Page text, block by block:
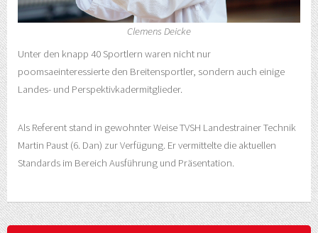
Clemens Deicke
Unter den knapp 40 Sportlern waren nicht nur
poomsaeinteressierte den Breitensportler, sondern auch einige
Landes- und Perspektivkadermitglieder.
Als Referent stand in gewohnter Weise TVSH Landestrainer Technik
Martin Paust (6. Dan) zur Verfügung. Er vermittelte die aktuellen
Standards im Bereich Ausführung und Präsentation.